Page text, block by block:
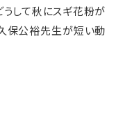
うして秋にスギ花粉が
保公裕先生が短い動